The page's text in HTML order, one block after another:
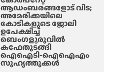
രം
ടം
മൂ
ല
മു
ണ്ടാ
യ
ആഡംബരങ്ങളോട് വിട;
അമേരിക്കയിലെ
കോടികളുടെ ജോലി
ഉപേക്ഷിച്ച്
ബെംഗളൂരുവിൽ
കഫേതുടങ്ങി
ഐഐടി-ഐഐഎം
സുഹൃത്തുക്കൾ